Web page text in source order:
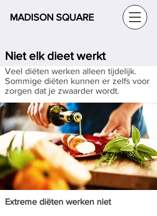
MADISON SQUARE
Niet elk dieet werkt
Veel diëten werken alleen tijdelijk.
Sommige diëten kunnen er zelfs voor
zorgen dat je zwaarder wordt.
Extreme diëten werken niet